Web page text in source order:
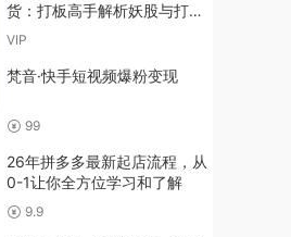
货：打板高手解析妖股与打到
新股后如何卖出 PDF文章
VIP
梵音·快手短视频爆粉变现
99
26年拼多多最新起店流程，从
0-1让你全方位学习和了解
9.9